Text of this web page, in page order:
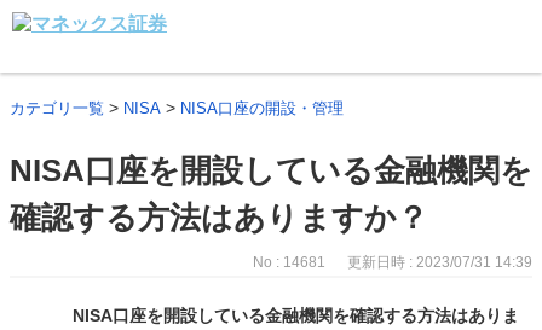
カテゴリ一覧 > NISA > NISA口座の開設・管理
NISA口座を開設している金融機関を
確認する方法はありますか？
No : 14681 更新日時 : 2023/07/31 14:39
NISA口座を開設している金融機関を確認する方法はありま